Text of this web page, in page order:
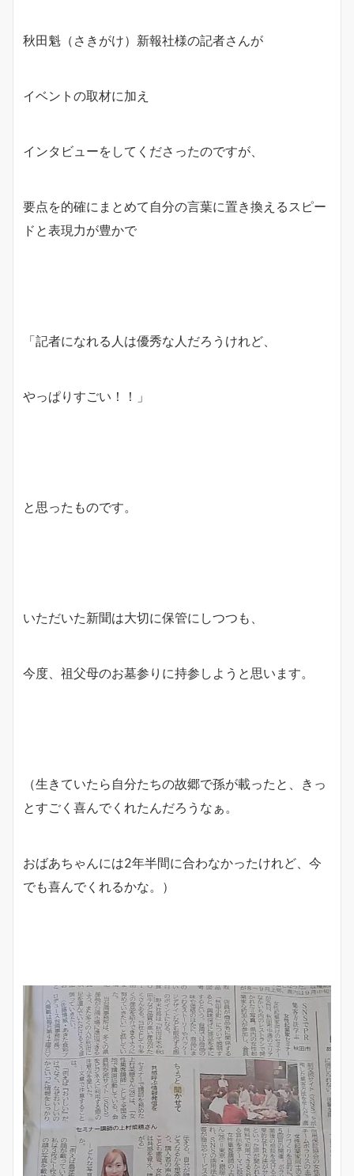
秋田魁（さきがけ）新報社様の記者さんが
イベントの取材に加え
インタビューをしてくださったのですが、
要点を的確にまとめて自分の言葉に置き換えるスピー
ドと表現力が豊かで
「記者になれる人は優秀な人だろうけれど、
やっぱりすごい！！」
と思ったものです。
いただいた新聞は大切に保管にしつつも、
今度、祖父母のお墓参りに持参しようと思います。
（生きていたら自分たちの故郷で孫が載ったと、きっ
とすごく喜んでくれたんだろうなぁ。
おばあちゃんには2年半間に合わなかったけれど、今
でも喜んでくれるかな。）